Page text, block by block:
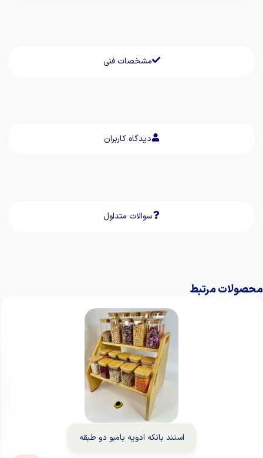
مشخصات فنی
دیدگاه کاربران
سوالات متداول
محصولات مرتبط
استند بانکه ادویه بامبو دو طبقه